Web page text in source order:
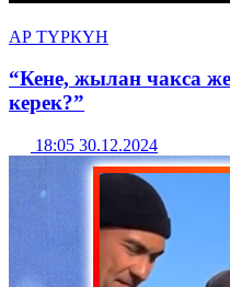
АР ТҮРКҮН
“Кене, жылан чакса
керек?”
18:05 30.12.2024